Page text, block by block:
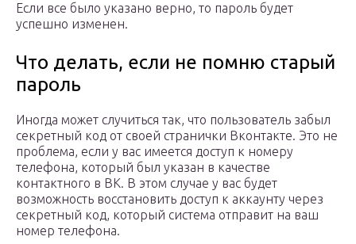
Если все было указано верно, то пароль будет
успешно изменен.
Что делать, если не помню старый
пароль
Иногда может случиться так, что пользователь забыл
секретный код от своей странички Вконтакте. Это не
проблема, если у вас имеется доступ к номеру
телефона, который был указан в качестве
контактного в ВК. В этом случае у вас будет
возможность восстановить доступ к аккаунту через
секретный код, который система отправит на ваш
номер телефона.